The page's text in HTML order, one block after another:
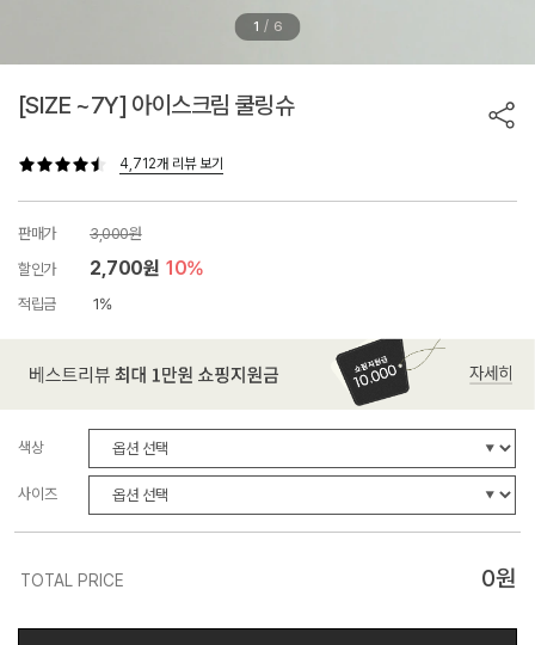
1 / 6
[SIZE ~7Y] 아이스크림 쿨링슈
4,712개 리뷰 보기
판매가
3,000원
할인가
2,700원 10%
적립금 1%
색상
사이즈
TOTAL PRICE 0원